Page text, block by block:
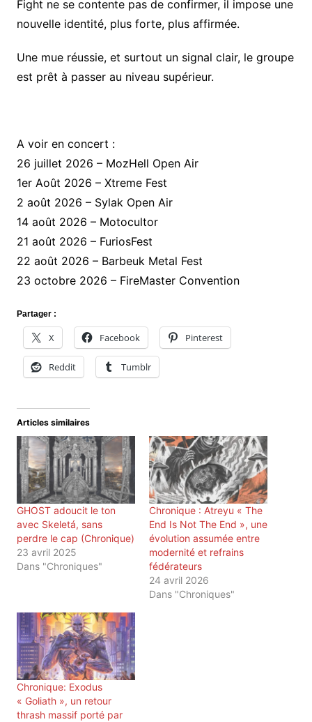
Fight ne se contente pas de confirmer, il impose une
nouvelle identité, plus forte, plus affirmée.
Une mue réussie, et surtout un signal clair, le groupe
est prêt à passer au niveau supérieur.
A voir en concert :
26 juillet 2026 – MozHell Open Air
1er Août 2026 – Xtreme Fest
2 août 2026 – Sylak Open Air
14 août 2026 – Motocultor
21 août 2026 – FuriosFest
22 août 2026 – Barbeuk Metal Fest
23 octobre 2026 – FireMaster Convention
Partager :
X Facebook Pinterest
Reddit Tumblr
Articles similaires
GHOST adoucit le ton
avec Skeletá, sans
perdre le cap (Chronique)
23 avril 2025
Dans "Chroniques"
Chronique : Atreyu « The
End Is Not The End », une
évolution assumée entre
modernité et refrains
fédérateurs
24 avril 2026
Dans "Chroniques"
Chronique: Exodus
« Goliath », un retour
thrash massif porté par